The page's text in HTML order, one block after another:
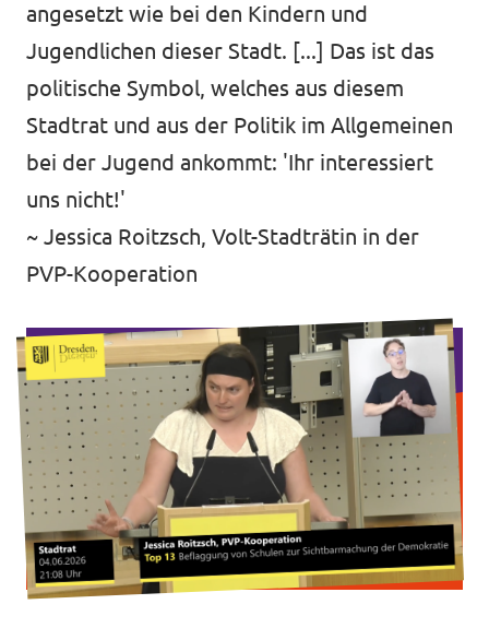
angesetzt wie bei den Kindern und
Jugendlichen dieser Stadt. [...] Das ist das
politische Symbol, welches aus diesem
Stadtrat und aus der Politik im Allgemeinen
bei der Jugend ankommt: 'Ihr interessiert
uns nicht!'
~ Jessica Roitzsch, Volt-Stadträtin in der
PVP-Kooperation